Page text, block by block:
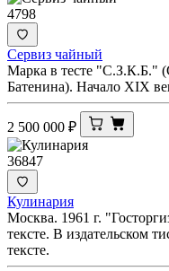
4798
Сервиз чайный
Марка в тесте "С.З.К.Б."
Батенина). Начало XIX
2 500 000 ₽
36847
Кулинария
Москва. 1961 г.
тексте. В издательском
тексте.